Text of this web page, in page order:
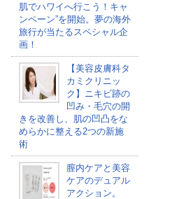
肌でハワイへ行こう！キャ
ンペーン”を開始。夢の海外
旅行が当たるスペシャル企
画！
【美容皮膚科タ
カミクリニッ
ク】ニキビ跡の
凹み・毛穴の開
きを改善し、肌の凹凸をな
めらかに整える2つの新施
術
膣内ケアと美容
ケアのデュアル
アクション。